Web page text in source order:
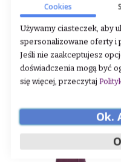
Bryczesy młodzieżowe
Paris "Fun Sport Hight
24h
Rating:
0%
99,00 zł225,00 zł
Cookies
Używamy ciasteczek, aby
spersonalizowane oferty i
Jeśli nie zaakceptujesz
doświadczenia mogą być
się więcej, przeczytaj
Ok.